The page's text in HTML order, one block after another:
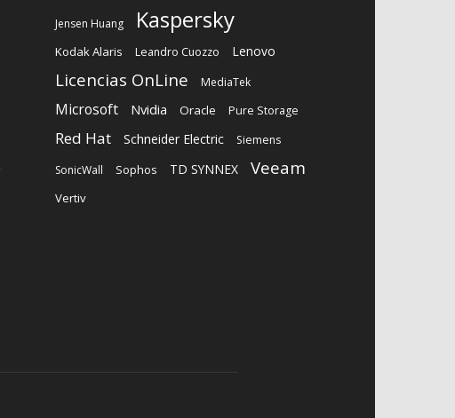
Jensen Huang Kaspersky
Kodak Alaris Leandro Cuozzo Lenovo
Licencias OnLine MediaTek
Microsoft Nvidia Oracle Pure Storage
Red Hat Schneider Electric
Siemens
SonicWall
Sophos TD SYNNEX Veeam
Vertiv